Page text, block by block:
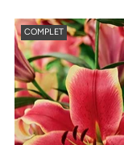
COMPLET